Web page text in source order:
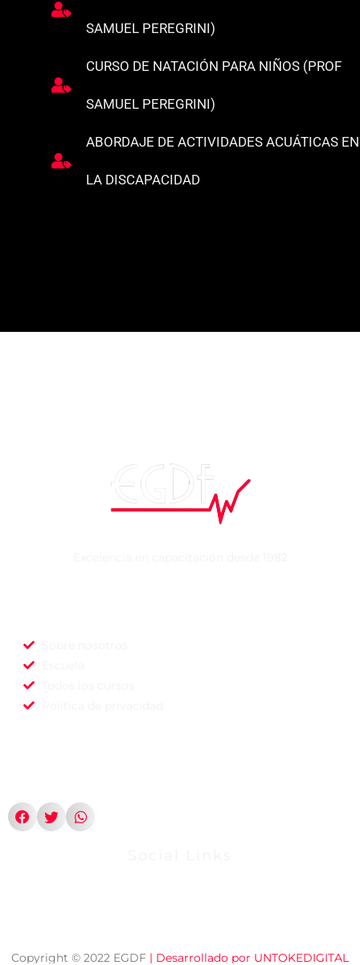
SAMUEL PEREGRINI)
CURSO DE NATACIÓN PARA NIÑOS (PROF
SAMUEL PEREGRINI)
ABORDAJE DE ACTIVIDADES ACUÁTICAS EN
LA DISCAPACIDAD
Copyright © 2022 EGDF | Desarrollado por UNTOKEDIGITAL